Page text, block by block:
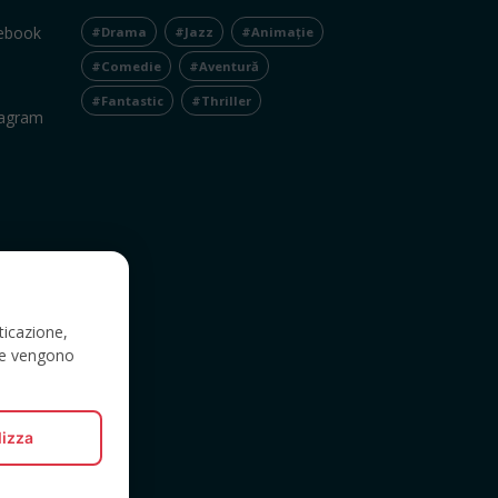
#Drama #Jazz #Animație
#Comedie #Aventură
#Fantastic #Thriller
vengono